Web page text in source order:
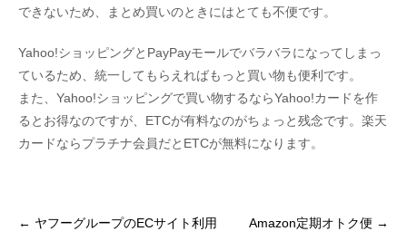
できないため、まとめ買いのときにはとても不便です。
Yahoo!ショッピングとPayPayモールでバラバラになってしまっ
ているため、統一してもらえればもっと買い物も便利です。
また、Yahoo!ショッピングで買い物するならYahoo!カードを作
るとお得なのですが、ETCが有料なのがちょっと残念です。楽天
カードならプラチナ会員だとETCが無料になります。
投
← ヤフーグループのECサイト利用 Amazon定期オトク便 →